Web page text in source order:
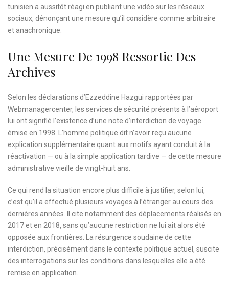
tunisien a aussitôt réagi en publiant une vidéo sur les réseaux
sociaux, dénonçant une mesure qu’il considère comme arbitraire
et anachronique.
Une Mesure De 1998 Ressortie Des
Archives
Selon les déclarations d’Ezzeddine Hazgui rapportées par
Webmanagercenter, les services de sécurité présents à l’aéroport
lui ont signifié l’existence d’une note d’interdiction de voyage
émise en 1998. L’homme politique dit n’avoir reçu aucune
explication supplémentaire quant aux motifs ayant conduit à la
réactivation — ou à la simple application tardive — de cette mesure
administrative vieille de vingt-huit ans.
Ce qui rend la situation encore plus difficile à justifier, selon lui,
c’est qu’il a effectué plusieurs voyages à l’étranger au cours des
dernières années. Il cite notamment des déplacements réalisés en
2017 et en 2018, sans qu’aucune restriction ne lui ait alors été
opposée aux frontières. La résurgence soudaine de cette
interdiction, précisément dans le contexte politique actuel, suscite
des interrogations sur les conditions dans lesquelles elle a été
remise en application.